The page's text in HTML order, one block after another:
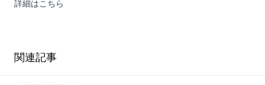
詳細はこちら
関連記事